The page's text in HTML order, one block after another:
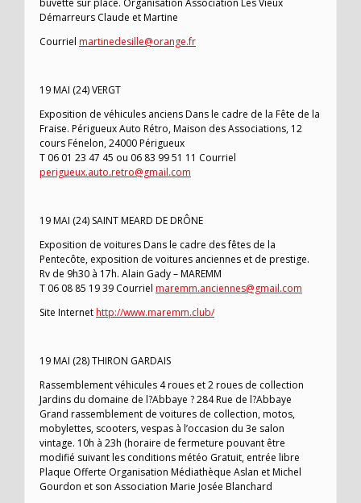
buvette sur place. Organisation Association Les Vieux
Démarreurs Claude et Martine
Courriel martinedesille@orange.fr
19 MAI (24) VERGT
Exposition de véhicules anciens Dans le cadre de la Fête de la
Fraise. Périgueux Auto Rétro, Maison des Associations, 12
cours Fénelon, 24000 Périgueux
T 06 01 23 47 45 ou 06 83 99 51 11 Courriel
perigueux.auto.retro@gmail.com
19 MAI (24) SAINT MEARD DE DRÔNE
Exposition de voitures Dans le cadre des fêtes de la
Pentecôte, exposition de voitures anciennes et de prestige.
Rv de 9h30 à 17h. Alain Gady – MAREMM
T 06 08 85 19 39 Courriel maremm.anciennes@gmail.com
Site Internethttp://www.maremm.club/
19 MAI (28) THIRON GARDAIS
Rassemblement véhicules 4 roues et 2 roues de collection
Jardins du domaine de l?Abbaye ? 284 Rue de l?Abbaye
Grand rassemblement de voitures de collection, motos,
mobylettes, scooters, vespas à l’occasion du 3e salon
vintage. 10h à 23h (horaire de fermeture pouvant être
modifié suivant les conditions météo Gratuit, entrée libre
Plaque Offerte Organisation Médiathèque Aslan et Michel
Gourdon et son Association Marie Josée Blanchard